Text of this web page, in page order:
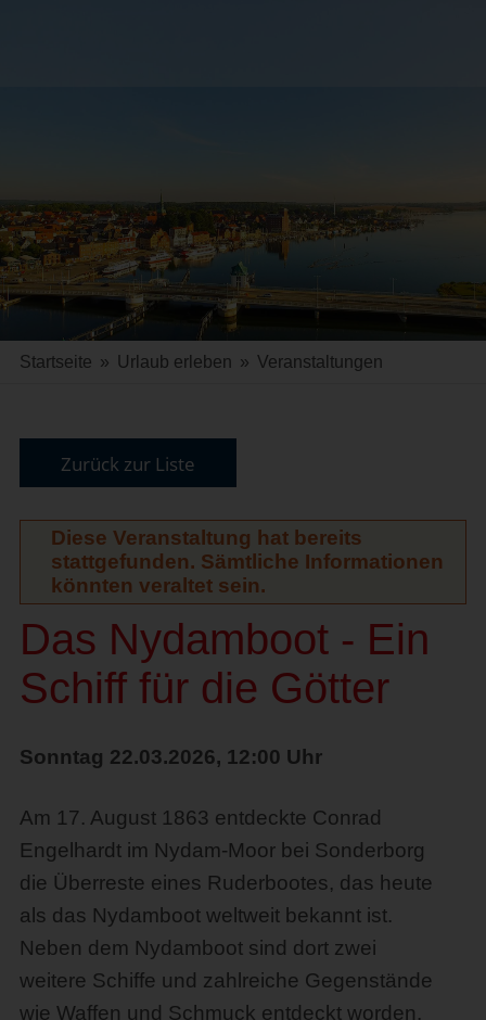
Startseite » Urlaub erleben » Veranstaltungen
Zurück zur Liste
Diese Veranstaltung hat bereits
stattgefunden. Sämtliche Informationen
könnten veraltet sein.
Das Nydamboot - Ein
Schiff für die Götter
Sonntag 22.03.2026, 12:00 Uhr
Am 17. August 1863 entdeckte Conrad
Engelhardt im Nydam-Moor bei Sonderborg
die Überreste eines Ruderbootes, das heute
als das Nydamboot weltweit bekannt ist.
Neben dem Nydamboot sind dort zwei
weitere Schiffe und zahlreiche Gegenstände
wie Waffen und Schmuck entdeckt worden.